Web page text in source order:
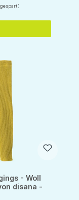
- Woll
disana -